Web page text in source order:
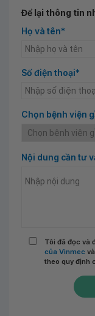
Để lại thông tin
Họ và tên*
Số điện thoại*
Chọn bệnh viện
Nội dung cần tư
Tôi đã đọc và
của Vinmec
theo quy định